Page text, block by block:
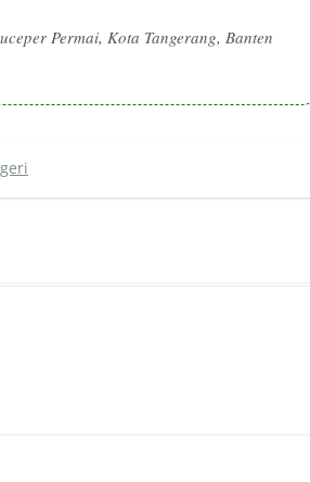
Permai, Kota Tangerang, Banten